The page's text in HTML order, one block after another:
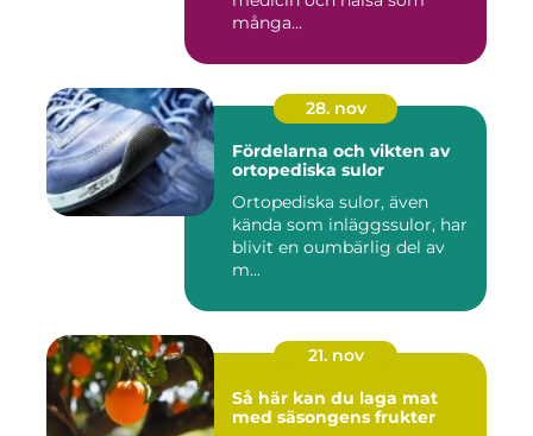
många...
28. nov
Fördelarna och vikten av
ortopediska sulor
Ortopediska sulor, även
kända som inläggssulor, har
blivit en oumbärlig del av
m...
21. nov
Så här kan du laga mat
med säsongens frukter